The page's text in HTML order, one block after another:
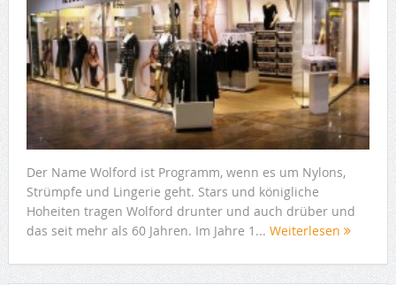
Der Name Wolford ist Programm, wenn es um Nylons,
Strümpfe und Lingerie geht. Stars und königliche
Hoheiten tragen Wolford drunter und auch drüber und
das seit mehr als 60 Jahren. Im Jahre 1... Weiterlesen